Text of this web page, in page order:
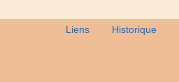
Liens Historique